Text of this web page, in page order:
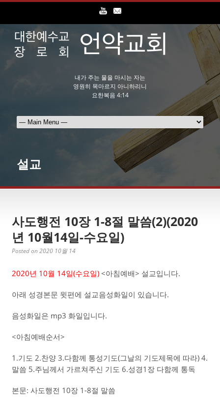
내가 주는 물을 마시는 자는
영원히 목마르지 아니하리니
요한복음 4:14
설교
사도행전 10장 1-8절 말씀(2)(2020
년 10월14일-수요일)
Posted on 2020 10월 14
2020년 10월 14일(수요일) <아침예배> 설교입니다.
아래 성경본문 윗편에 설교음성화일이 있습니다.
음성화일은 mp3 화일입니다.
<아침예배순서>
1.기도 2.찬양 3.다함께 통성기도(그날의 기도제목에 따라) 4.
말씀 5.주님께서 가르쳐주신 기도 6.성경1장 다함께 통독
본문: 사도행전 10장 1-8절 말씀